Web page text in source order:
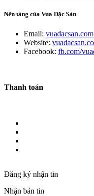
Nền tảng của Vua Đặc Sản
Email:
Website:
Facebook: fb.com/
Thanh toán
Đăng ký nhận tin
Nhận bản tin